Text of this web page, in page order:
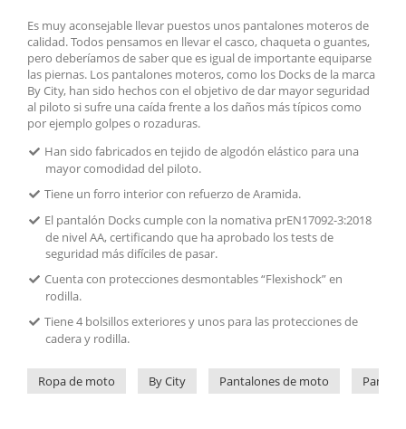
Es muy aconsejable llevar puestos unos pantalones moteros de
calidad. Todos pensamos en llevar el casco, chaqueta o guantes,
pero deberíamos de saber que es igual de importante equiparse
las piernas. Los pantalones moteros, como los Docks de la marca
By City, han sido hechos con el objetivo de dar mayor seguridad
al piloto si sufre una caída frente a los daños más típicos como
por ejemplo golpes o rozaduras.
Han sido fabricados en tejido de algodón elástico para una
mayor comodidad del piloto.
Tiene un forro interior con refuerzo de Aramida.
El pantalón Docks cumple con la nomativa prEN17092-3:2018
de nivel AA, certificando que ha aprobado los tests de
seguridad más difíciles de pasar.
Cuenta con protecciones desmontables “Flexishock” en
rodilla.
Tiene 4 bolsillos exteriores y unos para las protecciones de
cadera y rodilla.
Ropa de moto By City Pantalones de moto